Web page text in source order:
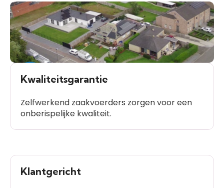
Kwaliteitsgarantie
Zelfwerkend zaakvoerders zorgen voor een
onberispelijke kwaliteit.
Klantgericht